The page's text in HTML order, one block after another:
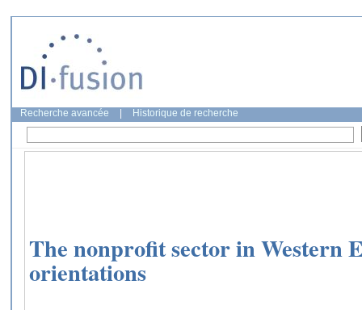
Recherche avancée Historique de recherche
The nonprofit sector in Western
orientations